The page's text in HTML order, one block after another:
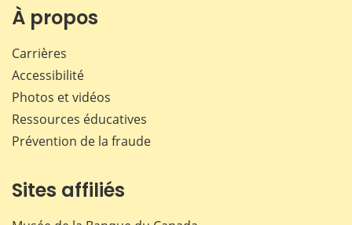
À propos
Carrières
Accessibilité
Photos et vidéos
Ressources éducatives
Prévention de la fraude
Sites affiliés